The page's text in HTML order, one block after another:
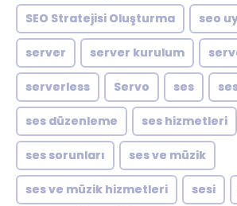
SEO Stratejisi Oluşturma seo
server server kurulum
serverless Servo ses
ses düzenleme ses hizmetleri
ses sorunları ses ve müzik
ses ve müzik hizmetleri sesi